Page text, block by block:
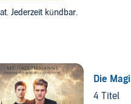
Jederzeit kündbar.
Die
4 Titel